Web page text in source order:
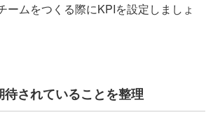
ムをつくる際にKPIを設定しましょ
されていることを整理